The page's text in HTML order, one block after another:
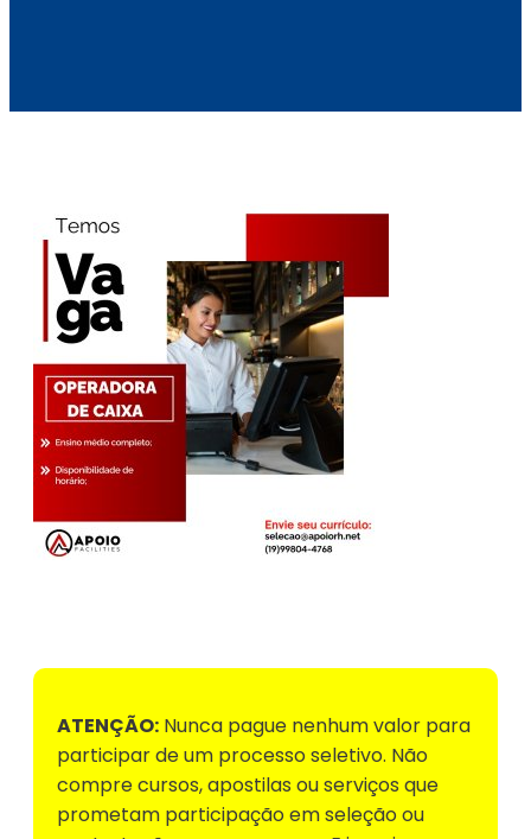
ATENÇÃO: Nunca pague nenhum valor para
participar de um processo seletivo. Não
compre cursos, apostilas ou serviços que
prometam participação em seleção ou